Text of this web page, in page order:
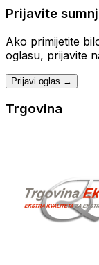
Prijavite
Ako primijetite
oglasu, prijavite
Prijavi oglas →
Trgovina